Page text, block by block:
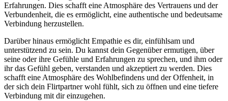
Erfahrungen. Dies schafft eine Atmosphäre des Vertrauens und der
Verbundenheit, die es ermöglicht, eine authentische und bedeutsame
Verbindung herzustellen.
Darüber hinaus ermöglicht Empathie es dir, einfühlsam und
unterstützend zu sein. Du kannst dein Gegenüber ermutigen, über
seine oder ihre Gefühle und Erfahrungen zu sprechen, und ihm oder
ihr das Gefühl geben, verstanden und akzeptiert zu werden. Dies
schafft eine Atmosphäre des Wohlbefindens und der Offenheit, in
der sich dein Flirtpartner wohl fühlt, sich zu öffnen und eine tiefere
Verbindung mit dir einzugehen.